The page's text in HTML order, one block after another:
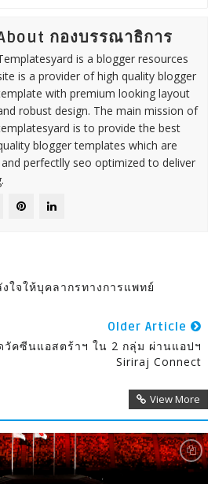
กองบรรณาธิการ
is a blogger resources
is a provider of high quality blogger
with premium looking layout
robust design. The main mission of
is to provide the best
blogger templates which are
perfectlly seo optimized to deliver
ใจให้บุคลากรทางการแพทย์
Older Article
วัคซีนแอสตร้าฯ ใน 2 กลุ่ม ผ่านแอปฯ
Siriraj Connect
View More